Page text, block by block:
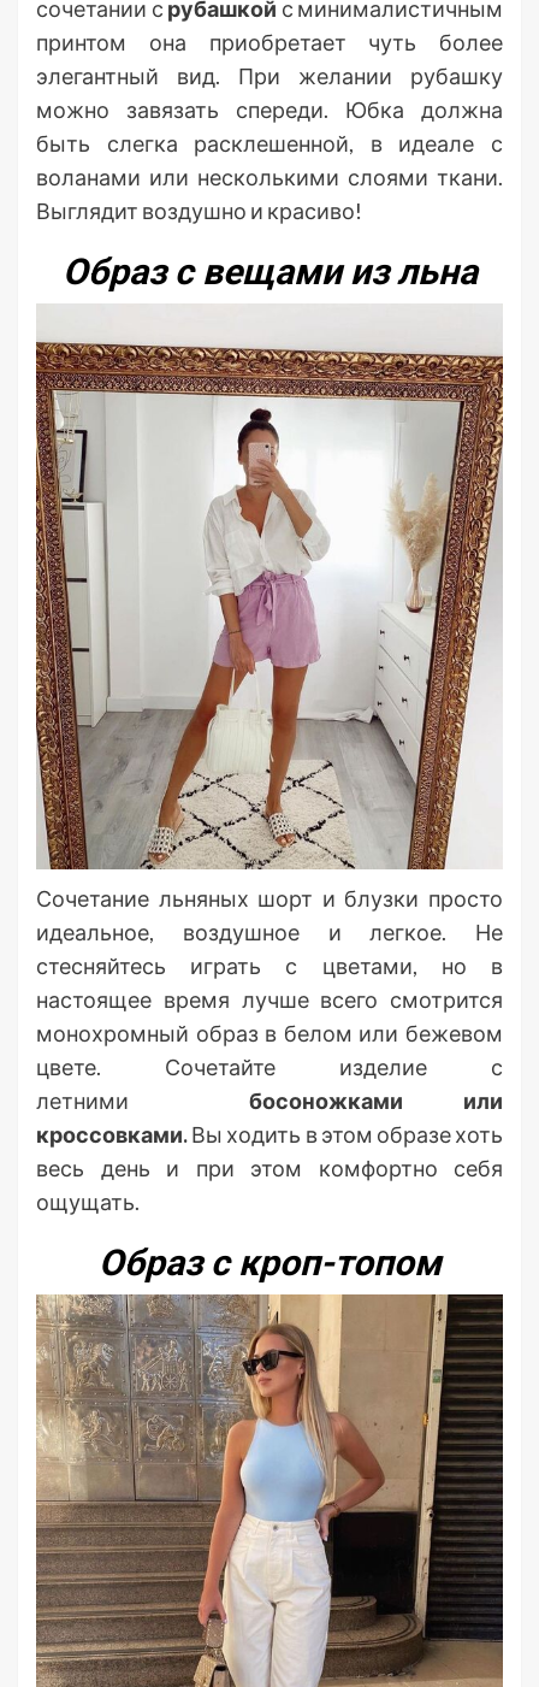
сочетании с рубашкой с минималистичным
принтом она приобретает чуть более
элегантный вид. При желании рубашку
можно завязать спереди. Юбка должна
быть слегка расклешенной, в идеале с
воланами или несколькими слоями ткани.
Выглядит воздушно и красиво!
Образ с вещами из льна
Сочетание льняных шорт и блузки просто
идеальное, воздушное и легкое. Не
стесняйтесь играть с цветами, но в
настоящее время лучше всего смотрится
монохромный образ в белом или бежевом
цвете. Сочетайте изделие с
летними босоножками или
кроссовками.Вы ходить в этом образе хоть
весь день и при этом комфортно себя
ощущать.
Образ с кроп-топом